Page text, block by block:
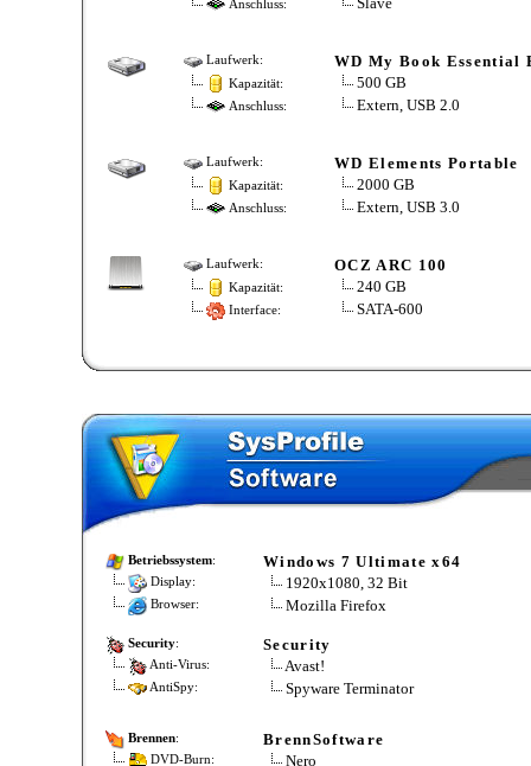
Anschluss:
Laufwerk: WD My Book Essential
Kapazität: 500 GB
Anschluss: Extern, USB 2.0
Laufwerk: WD Elements Portable
Kapazität: 2000 GB
Anschluss: Extern, USB 3.0
Laufwerk: OCZ ARC 100
Kapazität: 240 GB
Interface: SATA-600
Betriebssystem: Windows 7 Ultimate x64
Display: 1920x1080, 32 Bit
Browser: Mozilla Firefox
Security: Security
Anti-Virus: Avast!
AntiSpy: Spyware Terminator
Brennen: BrennSoftware
DVD-Burn: Nero